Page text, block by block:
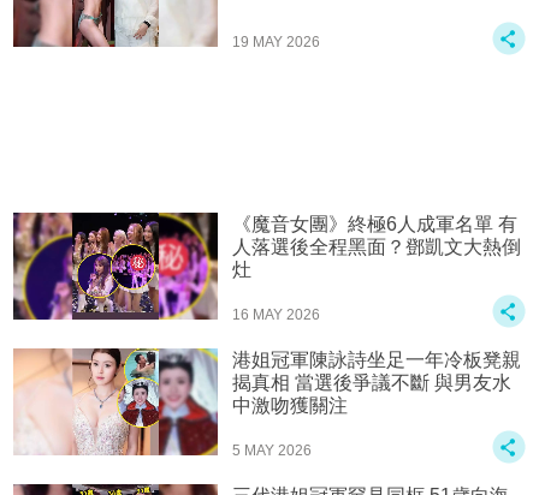
19 MAY 2026
《魔音女團》終極6人成軍名單 有
人落選後全程黑面？鄧凱文大熱倒
灶
16 MAY 2026
港姐冠軍陳詠詩坐足一年冷板凳親
揭真相 當選後爭議不斷 與男友水
中激吻獲關注
5 MAY 2026